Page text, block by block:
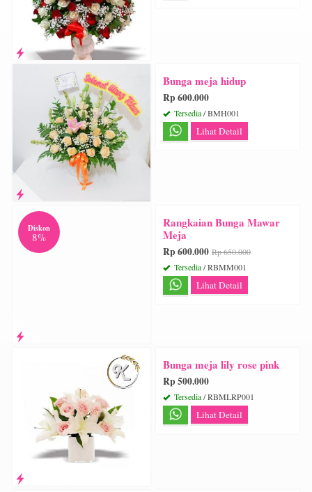
Bunga meja hidup
Rp 600.000
Tersedia/ BMH001
Lihat Detail
Diskon
8%
Rangkaian Bunga Mawar
Meja
Rp 600.000 Rp 650.000
Tersedia/ RBMM001
Lihat Detail
Bunga meja lily rose pink
Rp 500.000
Tersedia/ RBMLRP001
Lihat Detail